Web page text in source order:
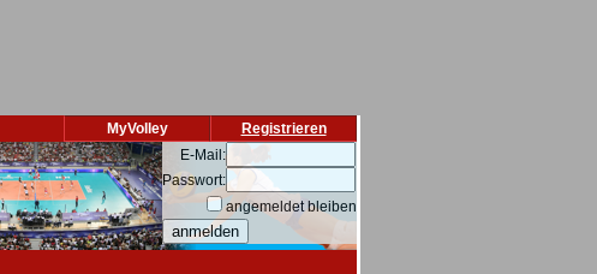
Registrieren
MyVolley
E-Mail:
Passwort:
angemeldet bleiben